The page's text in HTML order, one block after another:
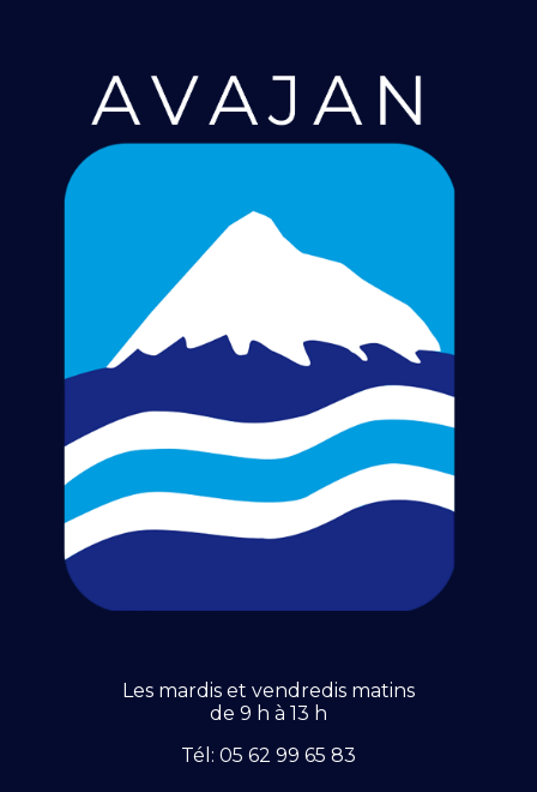
Les mardis et vendredis matins
de 9 h à 13 h
Tél: 05 62 99 65 83